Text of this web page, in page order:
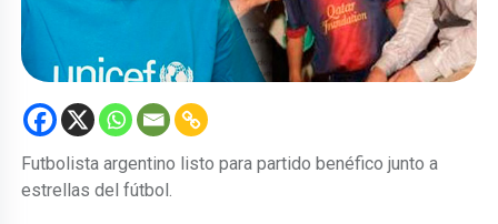
Futbolista argentino listo para partido benéfico junto a
estrellas del fútbol.